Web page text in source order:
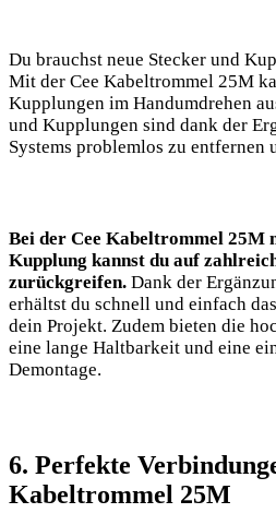
Du brauchst neue Stecker und
Mit der Cee Kabeltrommel 25M
Kupplungen im Handumdrehen
und Kupplungen sind dank der
Systems problemlos zu entfernen
Bei der Cee Kabeltrommel 25M
Kupplung kannst du auf
zurückgreifen. Dank der
erhältst du schnell und einfach
dein Projekt. Zudem bieten die
eine lange Haltbarkeit und eine
Demontage.
6. Perfekte
Kabeltrommel 25M